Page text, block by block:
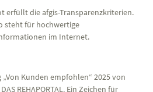
erfüllt die afgis-Transparenzkriterien.
steht für hochwertige
im Internet.
„Von Kunden empfohlen“ 2025 von
REHAPORTAL. Ein Zeichen für